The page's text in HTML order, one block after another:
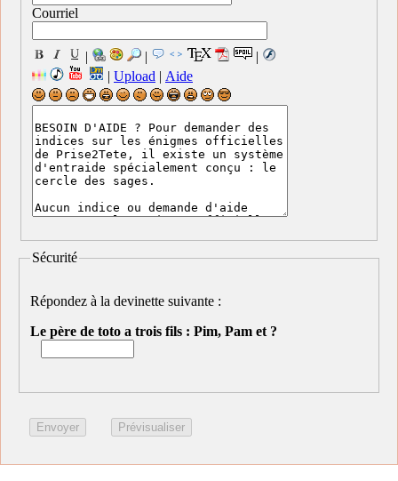
Courriel
| |
|
| Upload | Aide
Sécurité
Répondez à la devinette suivante :
Le père de toto a trois fils : Pim, Pam et ?